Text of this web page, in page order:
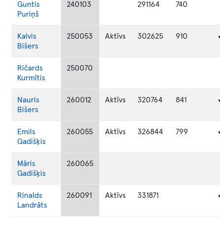
Guntis
Puriņš
240103 291164 740
Kalvis
Bišers
250053 Aktīvs 302625 910
Ričards
Kurmītis
250070
Nauris
Bišers
260012 Aktīvs 320764 841
Emils
Gadišķis
260055 Aktīvs 326844 799
Māris
Gadišķis
260065
Rinalds
Landrāts
260091 Aktīvs 331871